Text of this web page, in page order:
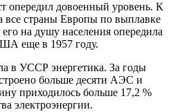
опередил довоенный уровень. К
все страны Европы по выплавке
на душу населения опередила
еще в 1957 году.
в УССР энергетика. За годы
больше десяти АЭС и
приходилось больше 17,2 %
электроэнергии.